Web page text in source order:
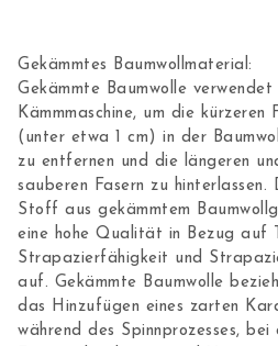
Gekämmtes Baumwollmaterial:
Gekämmte Baumwolle verwendet
Kämmmaschine, um die kürzeren
(unter etwa 1 cm) in der
zu entfernen und die längeren
sauberen Fasern zu hinterlassen.
Stoff aus gekämmtem
eine hohe Qualität in Bezug auf
Strapazierfähigkeit und
auf. Gekämmte Baumwolle
das Hinzufügen eines zarten
während des Spinnprozesses, bei